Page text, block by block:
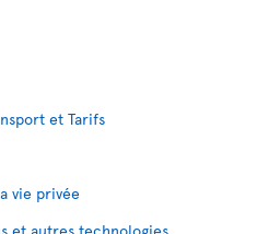
et Tarifs
vie privée